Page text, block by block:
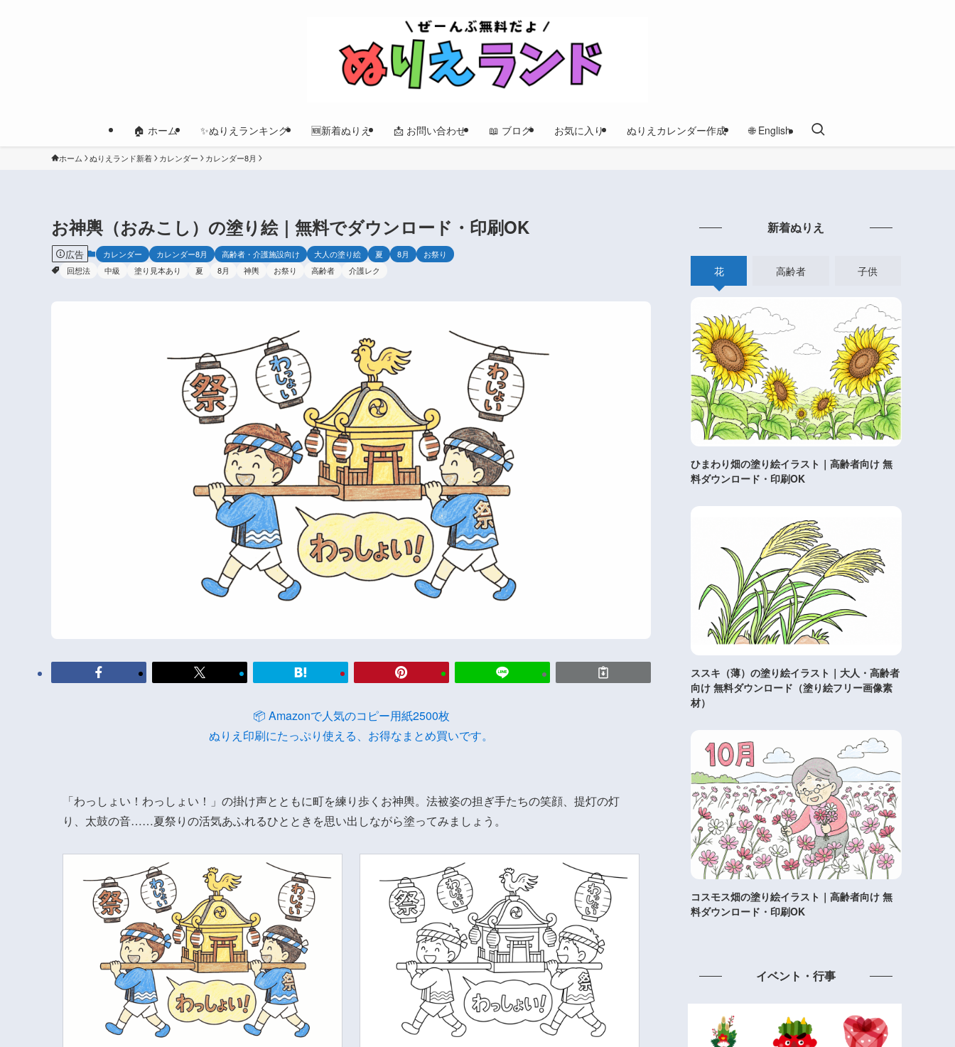
🏠 ホーム ✨ぬりえランキング 🆕新着ぬりえ 📩 お問い合わせ 📖 ブログ お気に入り ぬりえカレンダー作成 🌐 English
ホーム ぬりえランド新着 カレンダー カレンダー8月
お神輿（おみこし）の塗り絵｜無料でダウンロード・印刷OK
広告 カレンダー カレンダー8月 高齢者・介護施設向け 大人の塗り絵 夏 8月
お祭り
回想法
中級 塗り見本あり 夏 8月 神輿 お祭り 高齢者 介護レク
📦 Amazonで人気のコピー用紙2500枚
ぬりえ印刷にたっぷり使える、お得なまとめ買いです。
「わっしょい！わっしょい！」の掛け声とともに町を練り歩くお神輿。法被姿の担ぎ手たちの笑顔、提灯の灯
り、太鼓の音……夏祭りの活気あふれるひとときを思い出しながら塗ってみましょう。
新着ぬりえ
花 高齢者 子供
ひまわり畑の塗り絵イラスト｜高齢者向け 無
料ダウンロード・印刷OK
ススキ（薄）の塗り絵イラスト｜大人・高齢者
向け 無料ダウンロード（塗り絵フリー画像素
材）
コスモス畑の塗り絵イラスト｜高齢者向け 無
料ダウンロード・印刷OK
イベント・行事